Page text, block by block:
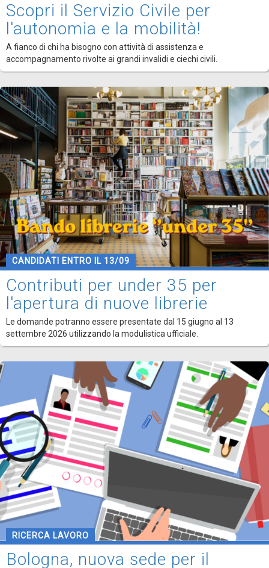
Scopri il Servizio Civile per
l'autonomia e la mobilità!
A fianco di chi ha bisogno con attività di assistenza e
accompagnamento rivolte ai grandi invalidi e ciechi civili.
CANDIDATI ENTRO IL 13/09
Contributi per under 35 per
l'apertura di nuove librerie
Le domande potranno essere presentate dal 15 giugno al 13
settembre 2026 utilizzando la modulistica ufficiale.
RICERCA LAVORO
Bologna, nuova sede per il